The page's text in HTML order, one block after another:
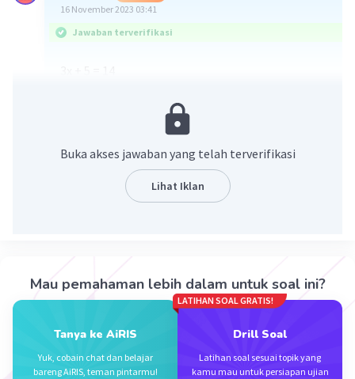
16 November 2023 03:41
Jawaban terverifikasi
kedua ruas dibagi 3
Beri Rating·0.0(0) Balas
16 November 2023 13:14
Buka akses jawaban yang telah terverifikasi
Lihat Iklan
Mau pemahaman lebih dalam untuk soal ini?
Tanya ke AiRIS
Yuk, cobain chat dan belajar
bareng AiRIS, teman pintarmu!
LATIHAN SOAL GRATIS!
Drill Soal
Latihan soal sesuai topik yang
kamu mau untuk persiapan ujian